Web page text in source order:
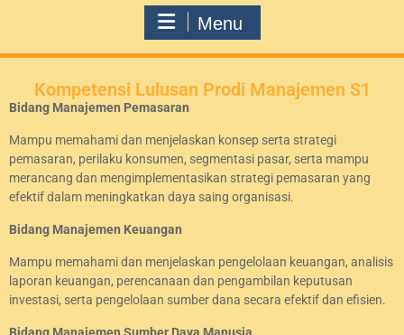
Menu
Kompetensi Lulusan Prodi Manajemen S1
Bidang Manajemen Pemasaran
Mampu memahami dan menjelaskan konsep serta strategi
pemasaran, perilaku konsumen, segmentasi pasar, serta mampu
merancang dan mengimplementasikan strategi pemasaran yang
efektif dalam meningkatkan daya saing organisasi.
Bidang Manajemen Keuangan
Mampu memahami dan menjelaskan pengelolaan keuangan, analisis
laporan keuangan, perencanaan dan pengambilan keputusan
investasi, serta pengelolaan sumber dana secara efektif dan efisien.